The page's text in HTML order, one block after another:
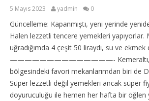
5 Mayıs 2023 yadmin 0
Güncelleme: Kapanmıştı, yeni yerinde
Halen lezzetli tencere yemekleri yapıyorlar.
uğradığımda 4 çeşit 50 liraydı, su ve
——————————————- Kemeraltı,
bölgesindeki favori mekanlarımdan biri de
Süper lezzetli değil yemekleri ancak süper
doyuruculuğu ile hemen her hafta bir öğlen